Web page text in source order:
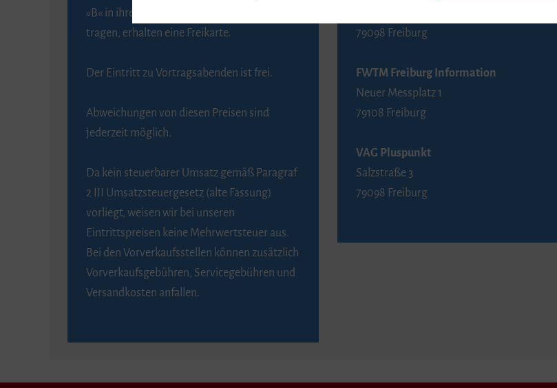
»B« in ihrem Schwerbehindertenausweis
tragen, erhalten eine Freikarte.
Der Eintritt zu Vortragsabenden ist frei.
Abweichungen von diesen Preisen sind
jederzeit möglich.
Da kein steuerbarer Umsatz gemäß Paragraf
2 III Umsatzsteuergesetz (alte Fassung)
vorliegt, weisen wir bei unseren
Eintrittspreisen keine Mehrwertsteuer aus.
Bei den Vorverkaufsstellen können zusätzlich
Vorverkaufsgebühren, Servicegebühren und
Versandkosten anfallen.
79098 Freiburg
FWTM Freiburg Information
Neuer Messplatz 1
79108 Freiburg
VAG Pluspunkt
Salzstraße 3
79098 Freiburg